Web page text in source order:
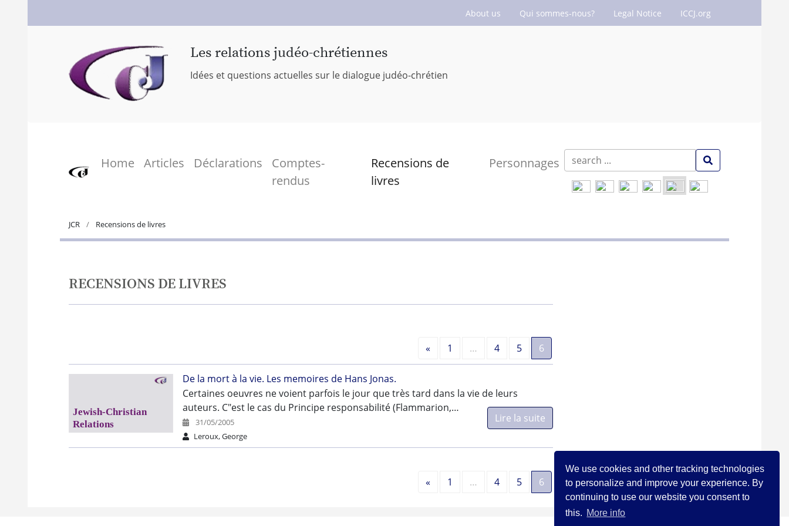
We use cookies and other tracking technologies
to personalize and improve your experience. By
continuing to use our website you consent to
this. More info
About us Qui sommes-nous? Legal Notice ICCJ.org
Les relations judéo-chrétiennes
Idées et questions actuelles sur le dialogue judéo-chrétien
Home Articles Déclarations
Comptes-
rendus
Recensions de
livres
Personnages
JCR Recensions de livres
RECENSIONS DE LIVRES
« Précédent
1 … 4 5 6
De la mort à la vie. Les memoires de Hans Jonas.
Certaines oeuvres ne voient parfois le jour que très tard dans la vie de leurs
auteurs. C"est le cas du Principe responsabilité (Flammarion,…
Lire la suite
31/05/2005
Leroux, George
« Précédent
1 … 4 5 6